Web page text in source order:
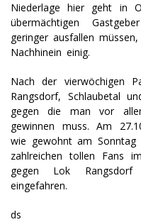
Niederlage hier geht in
übermächtigen
geringer ausfallen
Nachhinein einig.
Nach der vierwöchigen
Rangsdorf, Schlaubetal
gegen die man vor
gewinnen muss. Am
wie gewohnt am
zahlreichen tollen Fans
gegen Lok
eingefahren.
ds